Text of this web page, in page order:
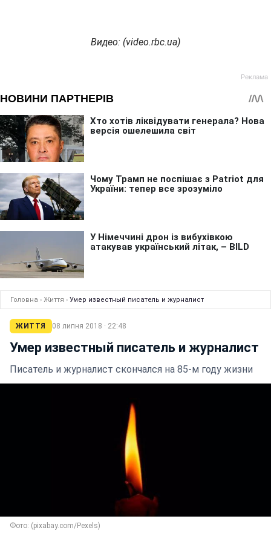
Видео: (video.rbc.ua)
Головна › Життя › Умер известный писатель и журналист
ЖИТТЯ 08 липня 2018 · 22:48
Умер известный писатель и журналист
Писатель и журналист скончался на 85-м году жизни
Фото: (pixabay.com/Pexels)